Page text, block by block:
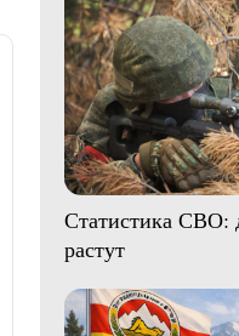
Статистика СВО:
растут